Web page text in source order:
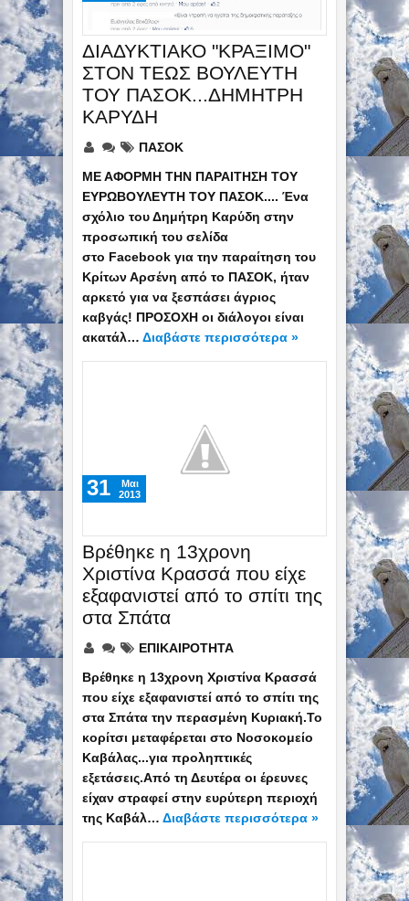
ΔΙΑΔΥΚΤΙΑΚΟ "ΚΡΑΞΙΜΟ"
ΣΤΟΝ ΤΕΩΣ ΒΟΥΛΕΥΤΗ
ΤΟΥ ΠΑΣΟΚ...ΔΗΜΗΤΡΗ
ΚΑΡΥΔΗ
ΠΑΣΟΚ
ΜΕ ΑΦΟΡΜΗ ΤΗΝ ΠΑΡΑΙΤΗΣΗ ΤΟΥ
ΕΥΡΩΒΟΥΛΕΥΤΗ ΤΟΥ ΠΑΣΟΚ.... Ένα
σχόλιο του Δημήτρη Καρύδη στην
προσωπική του σελίδα
στο Facebook για την παραίτηση του
Κρίτων Αρσένη από το ΠΑΣΟΚ, ήταν
αρκετό για να ξεσπάσει άγριος
καβγάς! ΠΡΟΣΟΧΗ οι διάλογοι είναι
ακατάλ… Διαβάστε περισσότερα »
Βρέθηκε η 13χρονη
Χριστίνα Κρασσά που είχε
εξαφανιστεί από το σπίτι της
στα Σπάτα
ΕΠΙΚΑΙΡΟΤΗΤΑ
Βρέθηκε η 13χρονη Χριστίνα Κρασσά
που είχε εξαφανιστεί από το σπίτι της
στα Σπάτα την περασμένη Κυριακή.Το
κορίτσι μεταφέρεται στο Νοσοκομείο
Καβάλας...για προληπτικές
εξετάσεις.Από τη Δευτέρα οι έρευνες
είχαν στραφεί στην ευρύτερη περιοχή
της Καβάλ… Διαβάστε περισσότερα »
31
Mαι
2013